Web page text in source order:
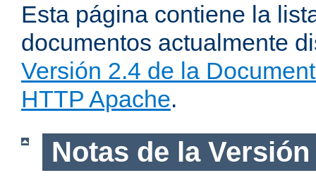
Esta página contiene la
documentos actualmente
Versión 2.4 de la
HTTP Apache.
Notas de la Versión